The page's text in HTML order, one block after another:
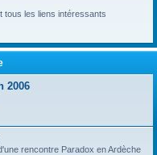
tous les liens intéressants
2006
rencontre Paradox en Ardèche